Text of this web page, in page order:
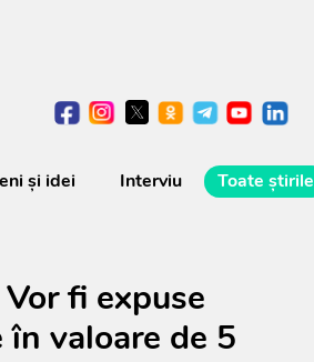
şi idei Interviu Toate știrile
fi expuse
valoare de 5